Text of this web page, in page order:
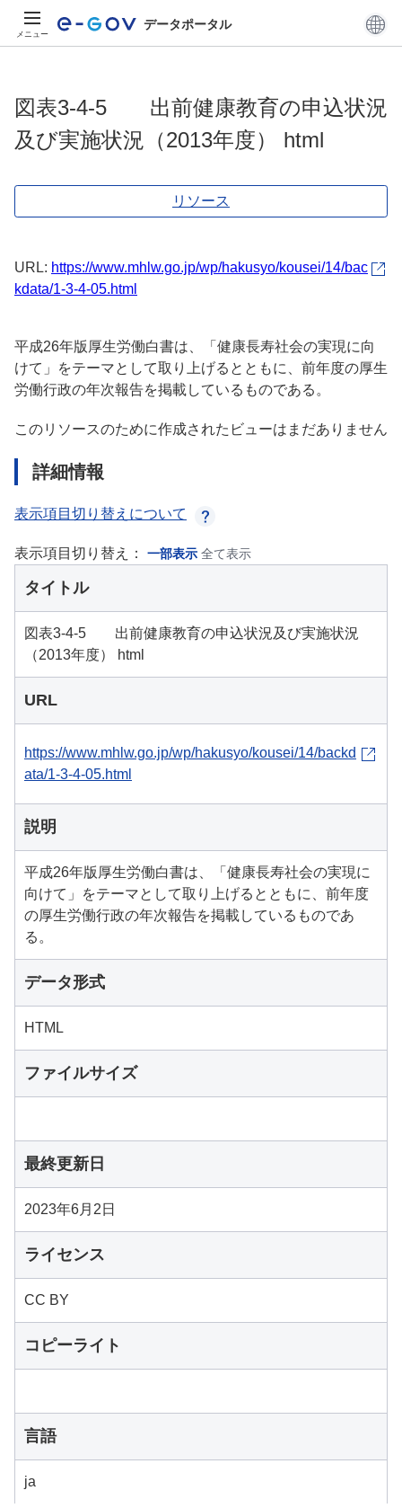
メニュー
データポータル
図表3-4-5 出前健康教育の申込状況
及び実施状況（2013年度） html
リソース
URL: https://www.mhlw.go.jp/wp/hakusyo/kousei/14/bac
kdata/1-3-4-05.html
平成26年版厚生労働白書は、「健康長寿社会の実現に向
けて」をテーマとして取り上げるとともに、前年度の厚生
労働行政の年次報告を掲載しているものである。
このリソースのために作成されたビューはまだありません
詳細情報
表示項目切り替えについて
表示項目切り替え： 一部表示 全て表示
タイトル
図表3-4-5 出前健康教育の申込状況及び実施状況
（2013年度） html
URL
https://www.mhlw.go.jp/wp/hakusyo/kousei/14/backd
ata/1-3-4-05.html
説明
平成26年版厚生労働白書は、「健康長寿社会の実現に
向けて」をテーマとして取り上げるとともに、前年度
の厚生労働行政の年次報告を掲載しているものであ
る。
データ形式
HTML
ファイルサイズ
最終更新日
2023年6月2日
ライセンス
CC BY
コピーライト
言語
ja